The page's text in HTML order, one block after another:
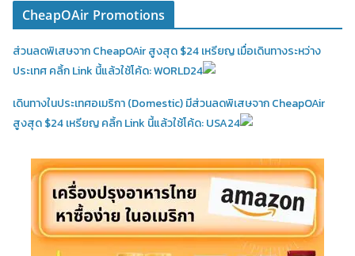
CheapOAir Promotions
ส่วนลดพิเสษจาก CheapOAir สูงสุด $24 เหรียญ เมื่อเดินทางระหว่าง
ประเทศ คลิ้ก Link นี้แล้วใช้โค้ด: WORLD24
เดินทางในประเทศอเมริกา (Domestic)มีส่วนลดพิเสษจาก CheapOAir
สูงสุด $24 เหรียญ คลิ้ก Link นี้แล้วใช้โค้ด: USA24